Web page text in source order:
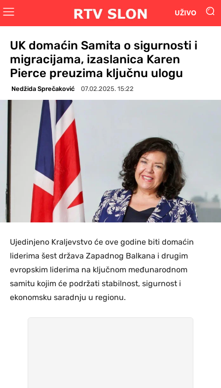
UŽIVO
UK domaćin Samita o sigurnosti i
migracijama, izaslanica Karen
Pierce preuzima ključnu ulogu
Nedžida Sprečaković 07.02.2025. 15:22
Ujedinjeno Kraljevstvo će ove godine biti domaćin
liderima šest država Zapadnog Balkana i drugim
evropskim liderima na ključnom međunarodnom
samitu kojim će podržati stabilnost, sigurnost i
ekonomsku saradnju u regionu.